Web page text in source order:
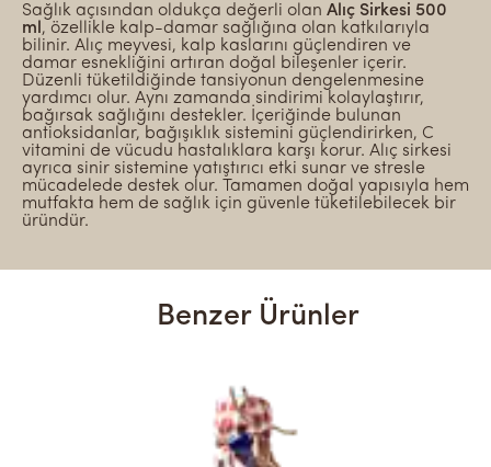
Sağlık açısından oldukça değerli olan Alıç Sirkesi 500
ml , özellikle kalp-damar sağlığına olan katkılarıyla
bilinir. Alıç meyvesi, kalp kaslarını güçlendiren ve
damar esnekliğini artıran doğal bileşenler içerir.
Düzenli tüketildiğinde tansiyonun dengelenmesine
yardımcı olur. Aynı zamanda sindirimi kolaylaştırır,
bağırsak sağlığını destekler. İçeriğinde bulunan
antioksidanlar, bağışıklık sistemini güçlendirirken, C
vitamini de vücudu hastalıklara karşı korur. Alıç sirkesi
ayrıca sinir sistemine yatıştırıcı etki sunar ve stresle
mücadelede destek olur. Tamamen doğal yapısıyla hem
mutfakta hem de sağlık için güvenle tüketilebilecek bir
üründür.
Benzer Ürünler